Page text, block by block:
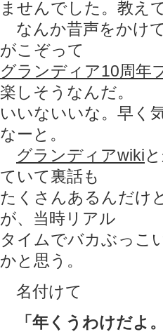
ませんでした。教え
なんか昔声をかけ
がこぞって
グランディア10周年
楽しそうなんだ。
いいないいな。早く
なーと。
グランディアwiki
ていて裏話も
たくさんあるんだけ
が、当時リアル
タイムでバカぶっこ
かと思う。
名付けて
「年くうわけだ